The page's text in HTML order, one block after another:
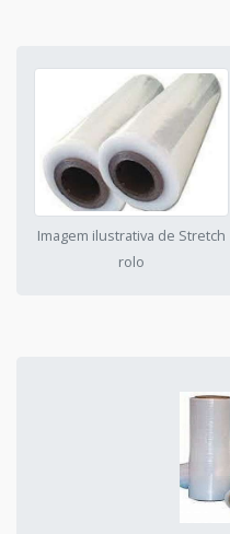
Imagem ilustrativa de Stretch
rolo